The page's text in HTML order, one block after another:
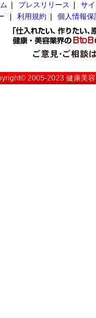
プレスリリース
サ
利用規約 個人情報
2005-2023健康美